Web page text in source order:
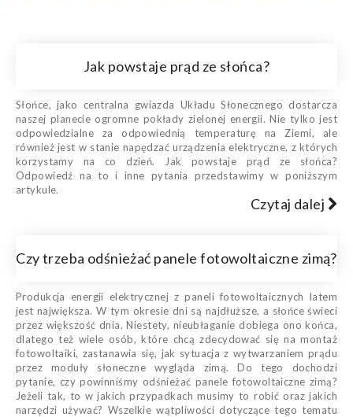
Jak powstaje prąd ze słońca?
Słońce, jako centralna gwiazda Układu Słonecznego dostarcza
naszej planecie ogromne pokłady zielonej energii. Nie tylko jest
odpowiedzialne za odpowiednią temperaturę na Ziemi, ale
również jest w stanie napędzać urządzenia elektryczne, z których
korzystamy na co dzień. Jak powstaje prąd ze słońca?
Odpowiedź na to i inne pytania przedstawimy w poniższym
artykule.
Czytaj dalej
Czy trzeba odśnieżać panele fotowoltaiczne zimą?
Produkcja energii elektrycznej z paneli fotowoltaicznych latem
jest największa. W tym okresie dni są najdłuższe, a słońce świeci
przez większość dnia. Niestety, nieubłaganie dobiega ono końca,
dlatego też wiele osób, które chcą zdecydować się na montaż
fotowoltaiki, zastanawia się, jak sytuacja z wytwarzaniem prądu
przez moduły słoneczne wygląda zimą. Do tego dochodzi
pytanie, czy powinniśmy odśnieżać panele fotowoltaiczne zimą?
Jeżeli tak, to w jakich przypadkach musimy to robić oraz jakich
narzędzi używać? Wszelkie wątpliwości dotyczące tego tematu